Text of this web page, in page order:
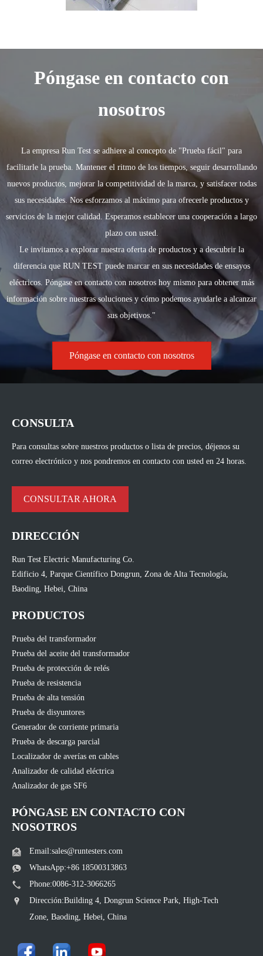
Póngase en contacto con
nosotros
La empresa Run Test se adhiere al concepto de "Prueba fácil" para
facilitarle la prueba. Mantener el ritmo de los tiempos, seguir desarrollando
nuevos productos, mejorar la competitividad de la marca, y satisfacer todas
sus necesidades. Nos esforzamos al máximo para ofrecerle productos y
servicios de la mejor calidad. Esperamos establecer una cooperación a largo
plazo con usted.
Le invitamos a explorar nuestra oferta de productos y a descubrir la
diferencia que RUN TEST puede marcar en sus necesidades de ensayos
eléctricos. Póngase en contacto con nosotros hoy mismo para obtener más
información sobre nuestras soluciones y cómo podemos ayudarle a alcanzar
sus objetivos."
Póngase en contacto con nosotros
CONSULTA
Para consultas sobre nuestros productos o lista de precios, déjenos su
correo electrónico y nos pondremos en contacto con usted en 24 horas.
CONSULTAR AHORA
DIRECCIÓN
Run Test Electric Manufacturing Co.
Edificio 4, Parque Científico Dongrun, Zona de Alta Tecnología,
Baoding, Hebei, China
PRODUCTOS
Prueba del transformador
Prueba del aceite del transformador
Prueba de protección de relés
Prueba de resistencia
Prueba de alta tensión
Prueba de disyuntores
Generador de corriente primaria
Prueba de descarga parcial
Localizador de averías en cables
Analizador de calidad eléctrica
Analizador de gas SF6
PÓNGASE EN CONTACTO CON
NOSOTROS
Email:sales@runtesters.com
WhatsApp:+86 18500313863
Phone:0086-312-3066265
Dirección:Building 4, Dongrun Science Park, High-Tech
Zone, Baoding, Hebei, China